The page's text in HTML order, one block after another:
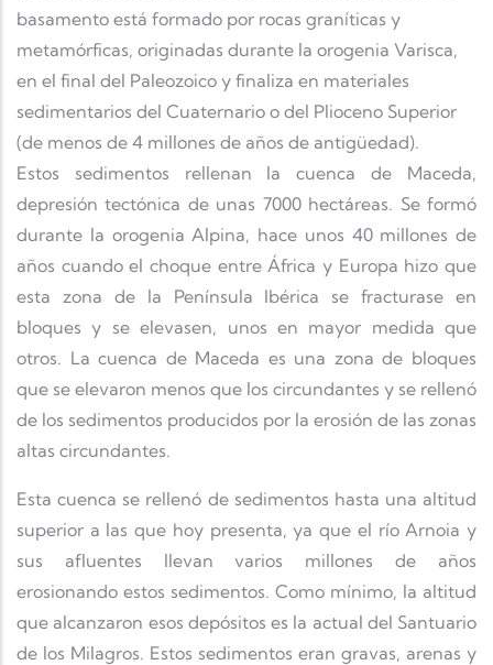
basamento está formado por rocas graníticas y
metamórficas, originadas durante la orogenia Varisca,
en el final del Paleozoico y finaliza en materiales
sedimentarios del Cuaternario o del Plioceno Superior
(de menos de 4 millones de años de antigüedad).
Estos sedimentos rellenan la cuenca de Maceda,
depresión tectónica de unas 7000 hectáreas. Se formó
durante la orogenia Alpina, hace unos 40 millones de
años cuando el choque entre África y Europa hizo que
esta zona de la Península Ibérica se fracturase en
bloques y se elevasen, unos en mayor medida que
otros. La cuenca de Maceda es una zona de bloques
que se elevaron menos que los circundantes y se rellenó
de los sedimentos producidos por la erosión de las zonas
altas circundantes.
Esta cuenca se rellenó de sedimentos hasta una altitud
superior a las que hoy presenta, ya que el río Arnoia y
sus afluentes llevan varios millones de años
erosionando estos sedimentos. Como mínimo, la altitud
que alcanzaron esos depósitos es la actual del Santuario
de los Milagros. Estos sedimentos eran gravas, arenas y